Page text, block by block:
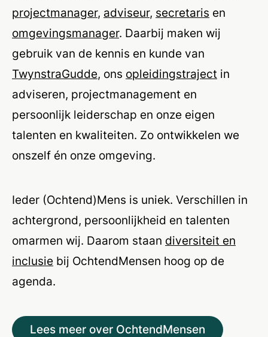
projectmanager, adviseur, secretaris en
omgevingsmanager. Daarbij maken wij
gebruik van de kennis en kunde van
TwynstraGudde, ons opleidingstraject in
adviseren, projectmanagement en
persoonlijk leiderschap en onze eigen
talenten en kwaliteiten. Zo ontwikkelen we
onszelf én onze omgeving.
Ieder (Ochtend)Mens is uniek. Verschillen in
achtergrond, persoonlijkheid en talenten
omarmen wij. Daarom staan diversiteit en
inclusie bij OchtendMensen hoog op de
agenda.
Lees meer over OchtendMensen